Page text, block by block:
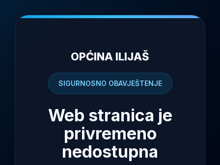
OPĆINA ILIJAŠ
SIGURNOSNO OBAVJEŠTENJE
Web stranica je
privremeno
nedostupna